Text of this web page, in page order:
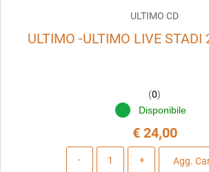
ULTIMO CD
ULTIMO -ULTIMO LIVE
(0)
Disponibile
€ 24,00
Agg.